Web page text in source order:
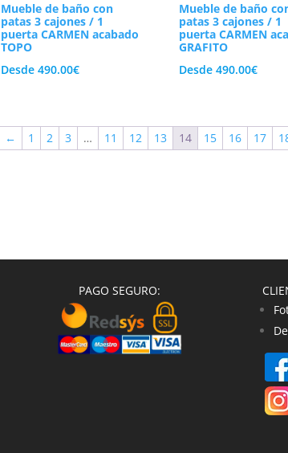
Mueble de baño con
patas 3 cajones / 1
puerta CARMEN acabado
TOPO
Desde490.00€
Mueble de baño
patas 3 cajones / 1
puerta CARMEN
GRAFITO
Desde490.00€
← 1 2 3 … 11 12 13 14 15 16 17
PAGO SEGURO: